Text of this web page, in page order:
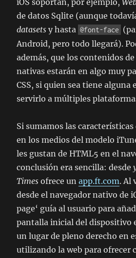
iOS soportan, por ejemplo,
de datos Sqlite (aunque
datasets y hasta @font-face
Android, pero todo llegará).
además, que los contenidos
nativas estarán en algo muy
CSS, si quien sea tiene alguna
servirlo a múltiples
Si sumamos las
en los medios del modelo
les gustan de HTML5 en el
conclusión era sencilla: desde
Times ofrece unapp.ft.com. Al
desde el navegador nativo de
page‘ guía al usuario para
pantalla inicial del dispositivo
un lugar de pleno derecho en
utilizando la web para ofrecer